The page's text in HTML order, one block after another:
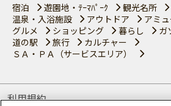
宿泊
遊園地・ﾃｰﾏﾊﾟｰｸ 観光名所
温泉・入浴施設
アウトドア
アミ
グルメ
ショッピング 暮らし
ガ
道の駅
旅行
カルチャー
ＳＡ・ＰＡ（サービスエリア）
利用規約